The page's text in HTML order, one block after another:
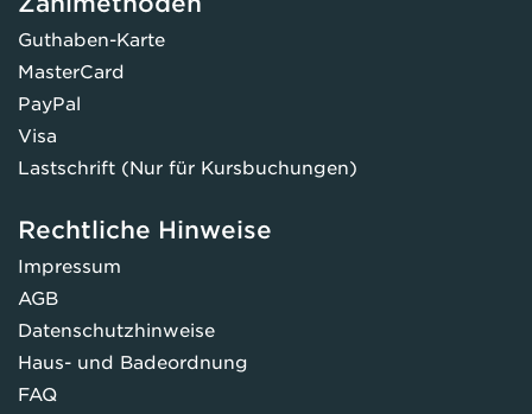
Guthaben-Karte
MasterCard
PayPal
Visa
Lastschrift (Nur für Kursbuchungen)
Rechtliche Hinweise
Impressum
AGB
Datenschutzhinweise
Haus- und Badeordnung
FAQ